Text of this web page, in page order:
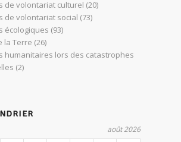
de volontariat culturel (20)
de volontariat social (73)
écologiques (93)
la Terre (26)
humanitaires lors des catastrophes
(2)
août 2026